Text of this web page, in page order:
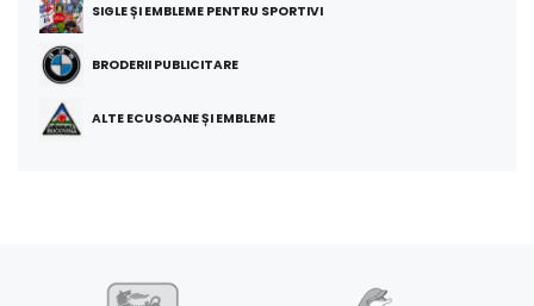
SIGLE ȘI EMBLEME PENTRU SPORTIVI
BRODERII PUBLICITARE
ALTE ECUSOANE ȘI EMBLEME